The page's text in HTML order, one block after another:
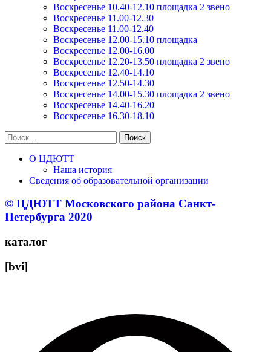
Воскресенье 10.40-12.10 площадка 2 звено
Воскресенье 11.00-12.30
Воскресенье 11.00-12.40
Воскресенье 12.00-15.10 площадка
Воскресенье 12.00-16.00
Воскресенье 12.20-13.50 площадка 2 звено
Воскресенье 12.40-14.10
Воскресенье 12.50-14.30
Воскресенье 14.00-15.30 площадка 2 звено
Воскресенье 14.40-16.20
Воскресенье 16.30-18.10
Найти:
О ЦДЮТТ
Наша история
Сведения об образовательной организации
© ЦДЮТТ Московского района Санкт-
Петербурга 2020
каталог
[bvi]